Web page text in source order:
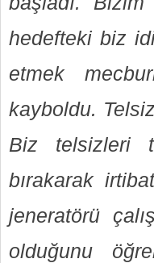
hedefteki biz
etmek
kayboldu.
Biz telsizleri
bırakarak
jeneratörü
olduğunu